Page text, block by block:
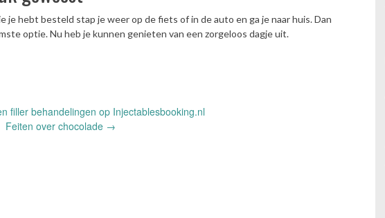
je hebt besteld stap je weer op de fiets of in de auto en ga je naar huis. Dan
optie. Nu heb je kunnen genieten van een zorgeloos dagje uit.
filler behandelingen op Injectablesbooking.nl
Feiten over chocolade →